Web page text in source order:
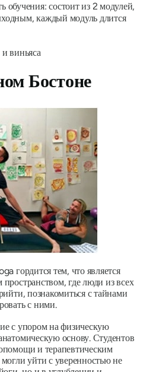
обучения: состоит из 2 модулей,
каждый модуль длится
и виньяса
Бостоне
гордится тем, что является
где люди из всех
познакомиться с тайнами
с ними.
с упором на физическую
основу. Студентов
и терапевтическим
уйти с уверенностью не